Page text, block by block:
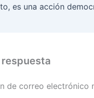
respuesta
de correo electrónico